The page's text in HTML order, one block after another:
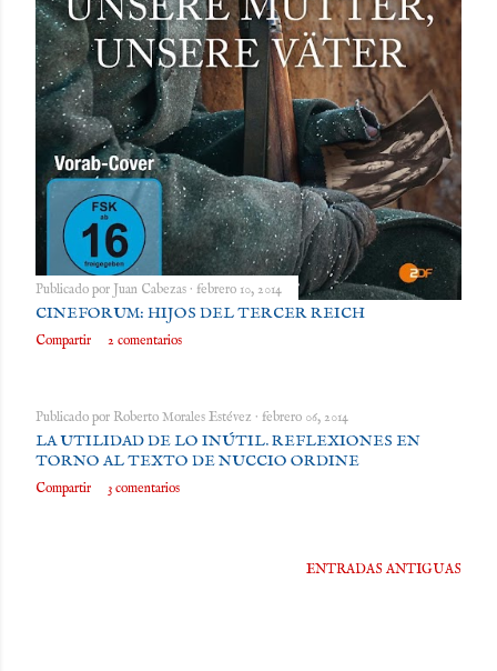
Publicado por Juan Cabezas febrero 10, 2014
CINEFORUM: HIJOS DEL TERCER REICH
Compartir 2 comentarios
Publicado por Roberto Morales Estévez febrero 06, 2014
LA UTILIDAD DE LO INÚTIL. REFLEXIONES EN
TORNO AL TEXTO DE NUCCIO ORDINE
Compartir 3 comentarios
ENTRADAS ANTIGUAS